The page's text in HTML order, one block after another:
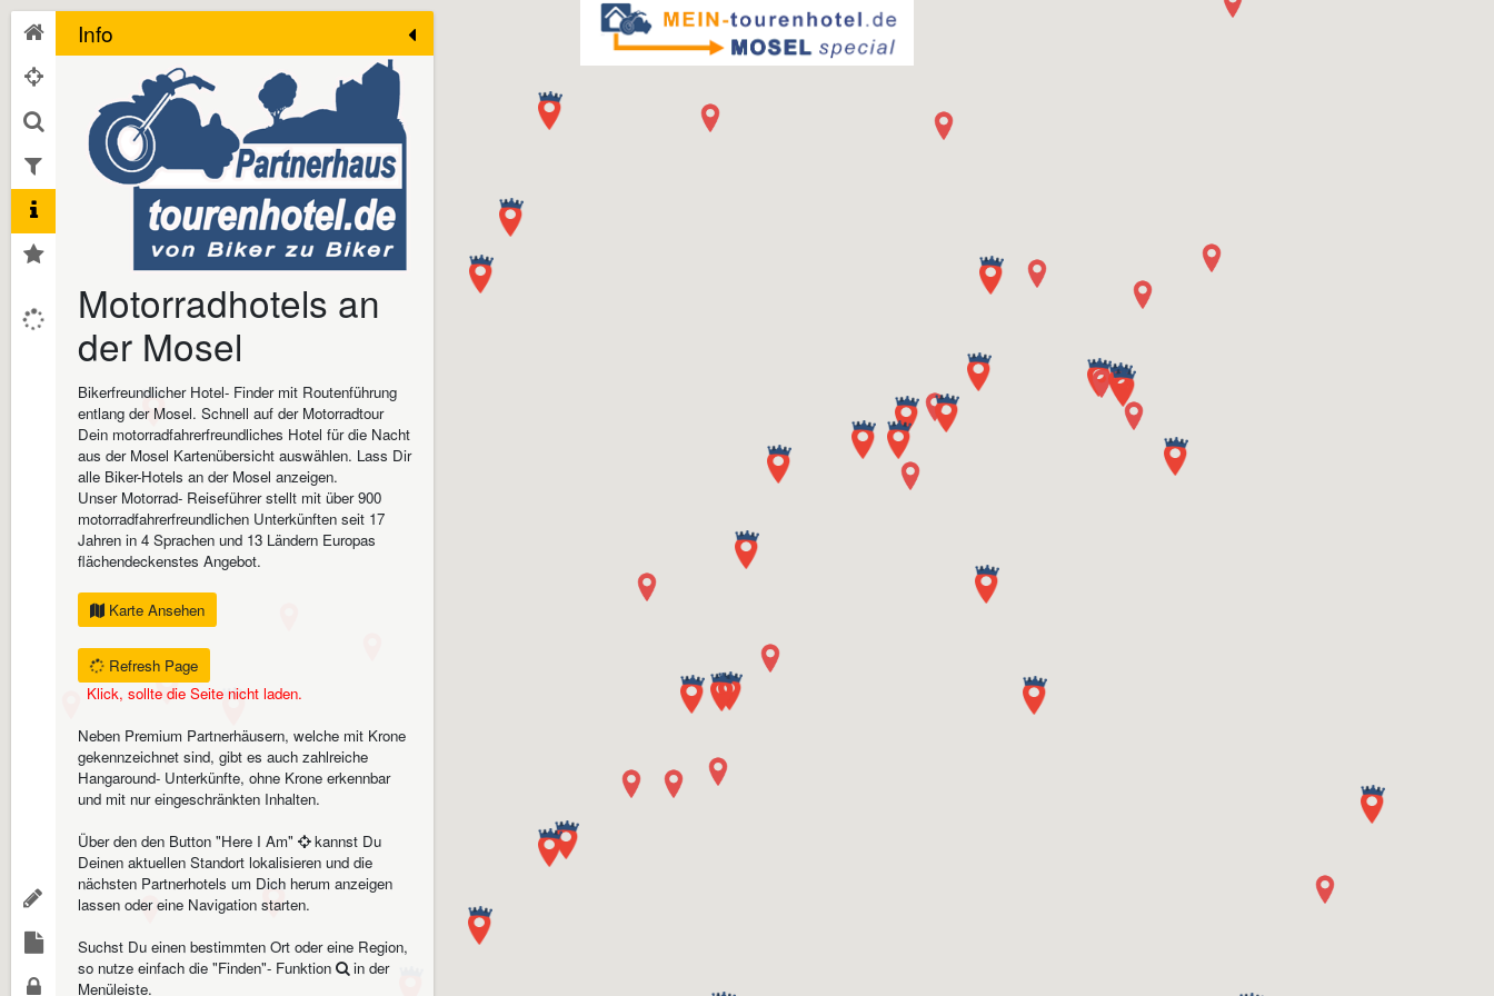
Info
Motorradhotels an
der Mosel
Bikerfreundlicher Hotel- Finder mit Routenführung
entlang der Mosel. Schnell auf der Motorradtour
Dein motorradfahrerfreundliches Hotel für die Nacht
aus der Mosel Kartenübersicht auswählen. Lass Dir
alle Biker-Hotels an der Mosel anzeigen.
Unser Motorrad- Reiseführer stellt mit über 900
motorradfahrerfreundlichen Unterkünften seit 17
Jahren in 4 Sprachen und 13 Ländern Europas
flächendeckenstes Angebot.
Karte Ansehen
Refresh Page
Klick, sollte die Seite nicht laden.
Neben Premium Partnerhäusern, welche mit Krone
gekennzeichnet sind, gibt es auch zahlreiche
Hangaround- Unterkünfte, ohne Krone erkennbar
und mit nur eingeschränkten Inhalten.
Über den den Button "Here I Am"
kannst Du
Deinen aktuellen Standort lokalisieren und die
nächsten Partnerhotels um Dich herum anzeigen
lassen oder eine Navigation starten.
Suchst Du einen bestimmten Ort oder eine Region,
so nutze einfach die "Finden"- Funktion
in der
Menüleiste.